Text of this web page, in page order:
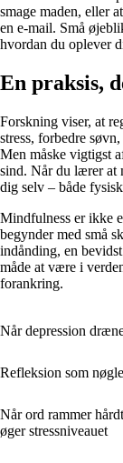
smage maden, eller
en e-mail. Små
hvordan du oplever
En praksis,
Forskning viser, at
stress, forbedre
Men måske vigtigst
sind. Når du lærer at
dig selv – både
Mindfulness er ikke
begynder med små
indånding, en
måde at være i
forankring.
Når depression
Refleksion som
Når ord rammer
øger stressniveauet